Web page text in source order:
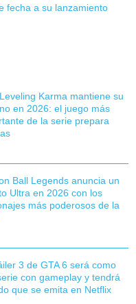
fecha a su lanzamiento
Karma mantiene su
en 2026: el juego más
de la serie prepara
Ball Legends anuncia un
Ultra en 2026 con los
más poderosos de la
3 de GTA 6 será como
con gameplay y tendrá
que se emita en Netflix